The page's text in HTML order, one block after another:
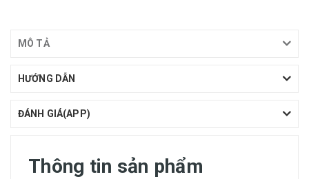
MÔ TẢ
HƯỚNG DẪN
ĐÁNH GIÁ(APP)
Thông tin sản phẩm